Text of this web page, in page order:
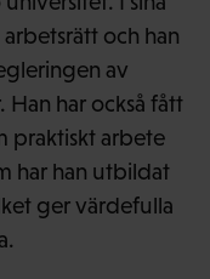
och han
av
har också fått
praktiskt arbete
har han utbildat
ger värdefulla